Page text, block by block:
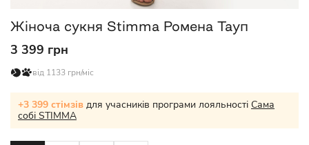
Жіноча сукня Stimma Ромена Тауп
3 399 грн
від 1133 грн/міс
+3 399 стімзів для учасників програми лояльності Сама
собі STIMMA